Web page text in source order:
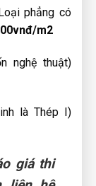
phẳng có
m2
nghệ thuật)
là Thép I)
giá thi